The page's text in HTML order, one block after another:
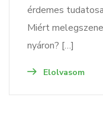
érdemes
Miért
nyáron? […]
Elolvasom